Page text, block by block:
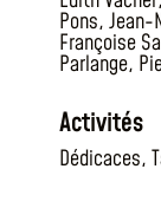
Pons, Jean-
Françoise
Parlange,
Activités
Dédicaces,